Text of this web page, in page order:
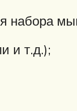
набора
и т.д.);